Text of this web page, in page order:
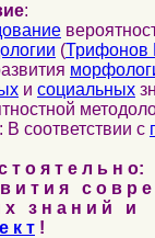
:
(Трифонов
и социальных
: В соответствии с
т о я т е л ь н о:
и т и я с о в р
з н а н и й и
к т !